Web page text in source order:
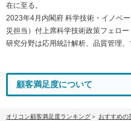
在に至る。
2023年4月内閣府 科学技術・イノベ
災担当）付上席科学技術政策フェロー
研究分野は応用統計解析、品質管理、
顧客満足度について
オリコン顧客満足度ランキング おすすめの